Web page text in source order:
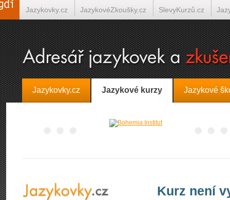
Jazykovky.cz Jazykové kurzy Jazykové
Kurz není
Jazykovky.cz JazykovéZkoušky.cz SlevyKurzů.cz
Španělština on-line Italština on-line Tlumočení-